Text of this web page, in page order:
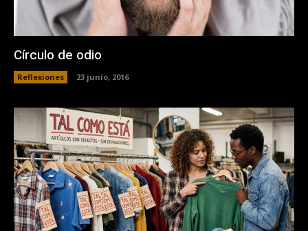
Círculo de odio
Reflexiones 23 junio, 2016